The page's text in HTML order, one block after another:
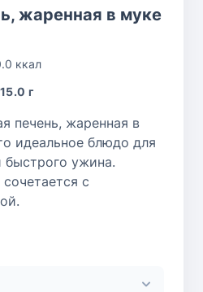
жаренная в муке
ккал
15.0 г
печень, жаренная в
идеальное блюдо для
быстрого ужина.
с